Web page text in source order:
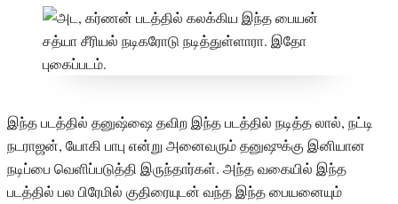
இந்த படத்தில் தனுஷ்ஷை தவிற இந்த படத்தில் நடித்த லால், நட்டி
நடராஜன், யோகி பாபு என்று அனைவரும் தனுஷுக்கு இனியான
நடிப்பை வெளிப்படுத்தி இருந்தார்கள். அந்த வகையில் இந்த
படத்தில் பல பிரேமில் குதிரையுடன் வந்த இந்த பையனையும்